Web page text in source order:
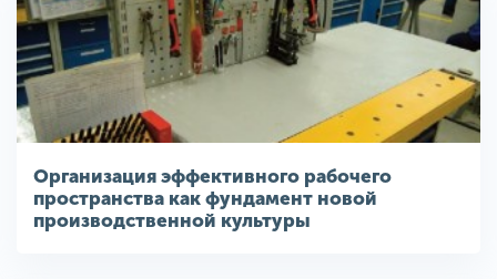
Организация эффективного рабочего
пространства как фундамент новой
производственной культуры